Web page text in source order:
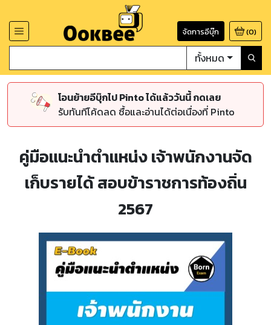
จัดการอีบุ๊ก (0)
ทั้งหมด
โอนย้ายอีบุ๊กไป Pinto ได้แล้ววันนี้ กดเลย
รับทันทีโค้ดลด ซื้อและอ่านได้ต่อเนื่องที่ Pinto
คู่มือแนะนำตำแหน่ง เจ้าพนักงานจัด
เก็บรายได้ สอบข้าราชการท้องถิ่น
2567